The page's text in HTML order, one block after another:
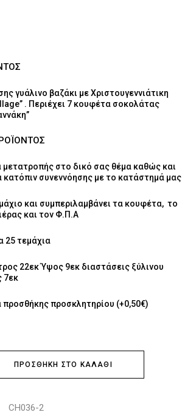
γυάλινο βαζάκι με Χριστουγεννιάτικη
. Περιέχει 7 κουφέτα σοκολάτας
μετατροπής στο δικό σας θέμα καθώς και
συνεννόησης με το κατάστημά μας
και συμπεριλαμβάνει τα κουφέτα, το
και τον Φ.Π.Α
25 τεμάχια
22εκ Ύψος 9εκ διαστάσεις ξύλινου
7εκ
προσκλητηρίου (+0,50€)
ΠΡΟΣΘΉΚΗ ΣΤΟ ΚΑΛΆΘΙ
CH036-2